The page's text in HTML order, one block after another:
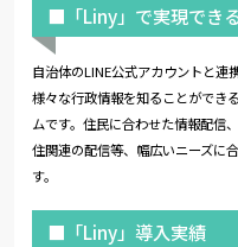
■「Liny」で実現でき
自治体のLINE公式アカウントと連
様々な行政情報を知ることができ
ムです。住民に合わせた情報配信
住関連の配信等、幅広いニーズに
す。
■「Liny」導入実績